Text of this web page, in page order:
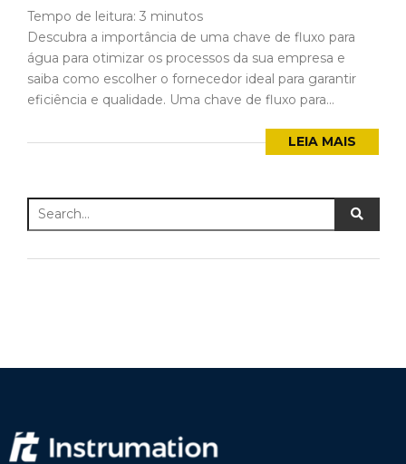
Tempo de leitura: 3 minutos
Descubra a importância de uma chave de fluxo para
água para otimizar os processos da sua empresa e
saiba como escolher o fornecedor ideal para garantir
eficiência e qualidade. Uma chave de fluxo para...
LEIA MAIS